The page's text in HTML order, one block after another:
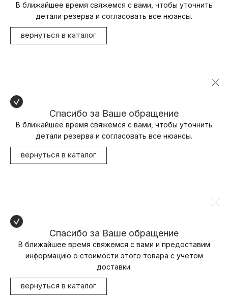
В ближайшее время свяжемся с вами, чтобы уточнить
детали резерва и согласовать все нюансы.
вернуться в каталог
Спасибо за Ваше обращение
В ближайшее время свяжемся с вами, чтобы уточнить
детали резерва и согласовать все нюансы.
вернуться в каталог
Спасибо за Ваше обращение
В ближайшее время свяжемся с вами и предоставим
информацию о стоимости этого товара с учетом
доставки.
вернуться в каталог